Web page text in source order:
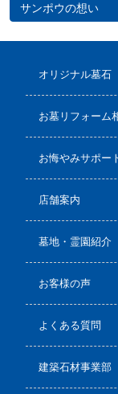
サンポウの想い
オリジナル墓石
お墓リフォーム
お悔やみサポー
店舗案内
墓地・霊園紹介
お客様の声
よくある質問
建築石材事業部